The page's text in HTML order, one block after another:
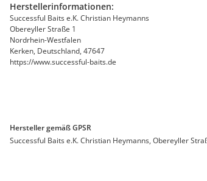
Herstellerinformationen:
Successful Baits e.K. Christian Heymanns
Obereyller Straße 1
Nordrhein-Westfalen
Kerken, Deutschland, 47647
https://www.successful-baits.de
Hersteller gemäß GPSR
Successful Baits e.K. Christian Heymanns, Obereyller